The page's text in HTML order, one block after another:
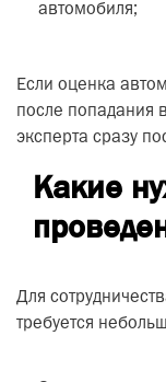
автомобиля;
Если оценка
после попадания
эксперта сразу
Какие
Для
требуется